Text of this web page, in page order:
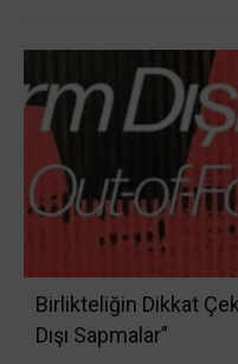
Birlikteliğin Dikkat
Dışı Sapmalar”